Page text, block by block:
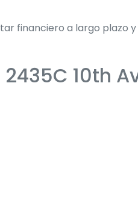
financiero a largo plazo
10th